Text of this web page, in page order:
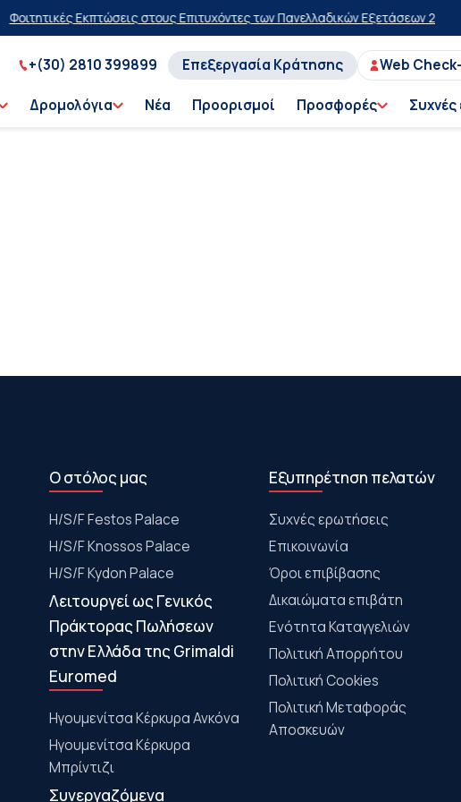
Φοιτητικές Εκπτώσεις στους Επιτυχόντες των Πανελλαδικών Εξετάσεων 2026
+(30) 2810 399899 Επεξεργασία Κράτησης Web
Δρομολόγια Νέα Προορισμοί Προσφορές
Ο στόλος μας
Η/S/F Festos Palace
H/S/F Knossos Palace
H/S/F Kydon Palace
Λειτουργεί ως Γενικός
Πράκτορας Πωλήσεων
στην Ελλάδα της Grimaldi
Euromed
Ηγουμενίτσα Κέρκυρα Ανκόνα
Ηγουμενίτσα Κέρκυρα
Μπρίντιζι
Συνεργαζόμενα
Εξυπηρέτηση πελατών
Συχνές ερωτήσεις
Επικοινωνία
Όροι επιβίβασης
Δικαιώματα επιβάτη
Ενότητα Καταγγελιών
Πολιτική Απορρήτου
Πολιτική Cookies
Πολιτική Μεταφοράς
Αποσκευών